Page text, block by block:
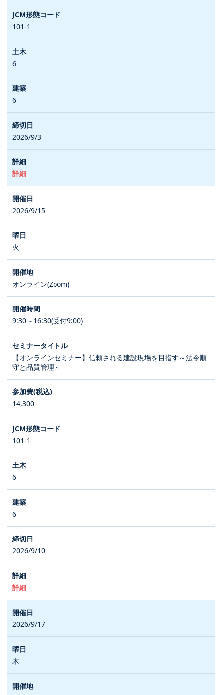
101-1
6
6
2026/9/3
詳細
2026/9/15
火
オンライン(Zoom)
9:30～16:30(受付9:00)
【オンラインセミナー】信頼される建設現場を目指す～法令順
守と品質管理～
14,300
101-1
6
6
2026/9/10
詳細
2026/9/17
木